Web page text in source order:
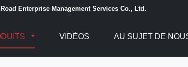
Enterprise Management Services Co., Ltd.
VIDÉOS AU SUJET DE